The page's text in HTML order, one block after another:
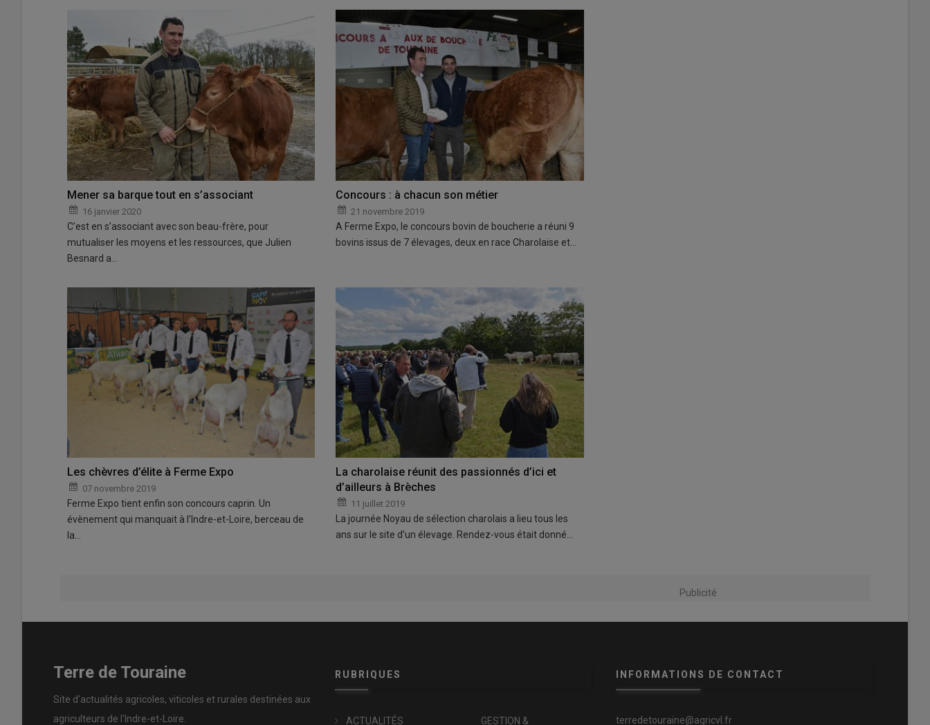
Mener sa barque tout en s’associant
16 janvier 2020
C’est en s’associant avec son beau-frère, pour
mutualiser les moyens et les ressources, que Julien
Besnard a…
Concours : à chacun son métier
21 novembre 2019
A Ferme Expo, le concours bovin de boucherie a réuni 9
bovins issus de 7 élevages, deux en race Charolaise et…
Les chèvres d’élite à Ferme Expo
07 novembre 2019
Ferme Expo tient enfin son concours caprin. Un
évènement qui manquait à l’Indre-et-Loire, berceau de
la…
La charolaise réunit des passionnés d’ici et
d’ailleurs à Brèches
11 juillet 2019
La journée Noyau de sélection charolais a lieu tous les
ans sur le site d’un élevage. Rendez-vous était donné…
Publicité
Terre de Touraine
Site d'actualités agricoles, viticoles et rurales destinées aux
agriculteurs de l'Indre-et-Loire.
RUBRIQUES
ACTUALITÉS GESTION &
INFORMATIONS DE CONTACT
terredetouraine@agricvl.fr